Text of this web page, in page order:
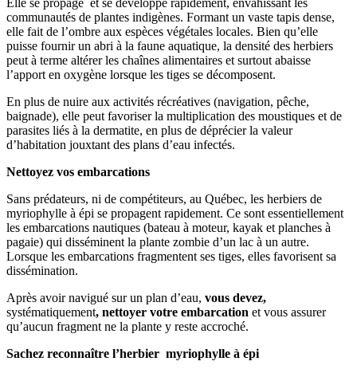
Elle se propage et se développe rapidement, envahissant les
communautés de plantes indigènes. Formant un vaste tapis dense,
elle fait de l’ombre aux espèces végétales locales. Bien qu’elle
puisse fournir un abri à la faune aquatique, la densité des herbiers
peut à terme altérer les chaînes alimentaires et surtout abaisse
l’apport en oxygène lorsque les tiges se décomposent.
En plus de nuire aux activités récréatives (navigation, pêche,
baignade), elle peut favoriser la multiplication des moustiques et de
parasites liés à la dermatite, en plus de déprécier la valeur
d’habitation jouxtant des plans d’eau infectés.
Nettoyez vos embarcations
Sans prédateurs, ni de compétiteurs, au Québec, les herbiers de
myriophylle à épi se propagent rapidement. Ce sont essentiellement
les embarcations nautiques (bateau à moteur, kayak et planches à
pagaie) qui disséminent la plante zombie d’un lac à un autre.
Lorsque les embarcations fragmentent ses tiges, elles favorisent sa
dissémination.
Après avoir navigué sur un plan d’eau, vous devez,
systématiquement, nettoyer votre embarcation et vous assurer
qu’aucun fragment ne la plante y reste accroché.
Sachez reconnaître l’herbier myriophylle à épi